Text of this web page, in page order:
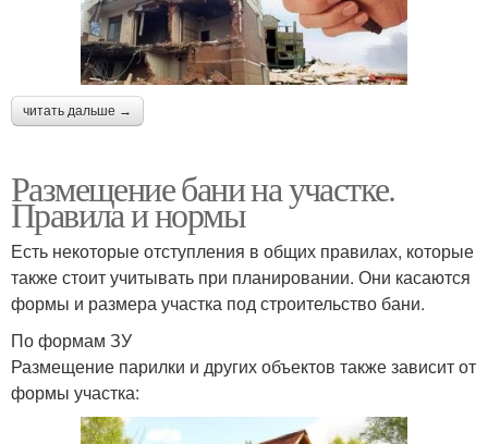
читать дальше →
Размещение бани на участке.
Правила и нормы
Есть некоторые отступления в общих правилах, которые
также стоит учитывать при планировании. Они касаются
формы и размера участка под строительство бани.
По формам ЗУ
Размещение парилки и других объектов также зависит от
формы участка: